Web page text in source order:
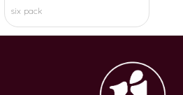
six pack